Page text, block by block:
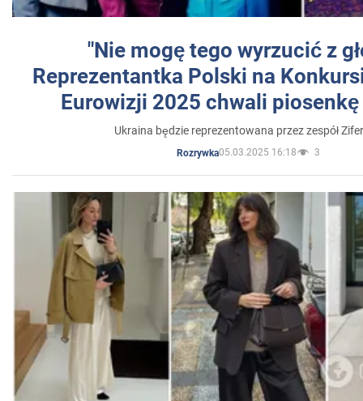
"Nie mogę tego wyrzucić z
Reprezentantka Polski na
Eurowizji 2025 chwali
Ukraina będzie reprezentowana przez zespół
Rozrywka05.03.2025 16:18 3